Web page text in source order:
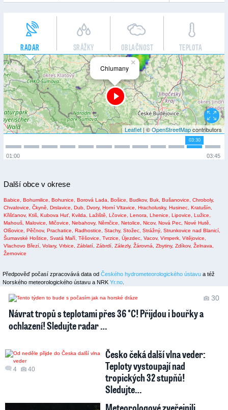
RADAR SRÁŽKY OBLAČNOST TEPLOTA
×
Chlumany
Leaflet | ©OpenStreetMapcontributors
03:30
03:45
01:00
Další obce v okrese
Babice, Bohumilice, Bohunice, Borová Lada, Bošice, Budkov, Buk, Bušanovice, Chroboly,
Chvalovice, Čkyně, Drslavice, Dub, Dvory, Horní Vltavice, Hracholusky, Husinec, Kratušín,
Křišťanov, Ktiš, Kubova Huť, Kvilda, Lažiště, Lčovice, Lenora, Lhenice, Lipovice, Lužice,
Mahouš, Malovice, Mičovice, Nebahovy, Němčice, Netolice, Nicov, Nová Pec, Nové Hutě,
Olšovice, Pěčnov, Prachatice, Radhostice, Stachy, Stožec, Strážný, Strunkovice nad Blanicí,
Šumavské Hoštice, Svatá Maří, Těšovice, Tvrzice, Újezdec, Vacov, Vimperk, Vitějovice,
Vlachovo Březí, Volary, Vrbice, Záblatí, Zábrdí, Zálezly, Žárovná, Zbytiny, Zdíkov, Želnava,
Žernovice
Předpověď počasí zpracovává data od Českého hydrometeorologického ústavu a též
Norského meteorologického ústavu a NRK Yr.no.
30
Návrat tropů s teplotami přes 36 °C! Přijdou i bouřky a
ochlazení! Sledujte radar …
4 40
Česko čeká další vlna veder:
Teploty vystoupají nad
tropických 32 stupňů!
Sledujte…